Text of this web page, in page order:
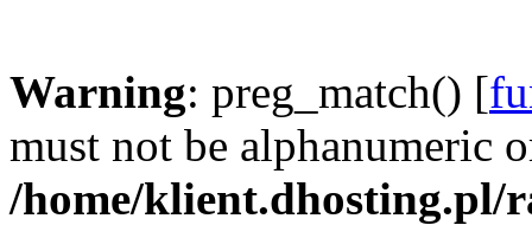
Warning: preg_match() [
must not be alphanumeric
/home/klient.dhosting.pl/